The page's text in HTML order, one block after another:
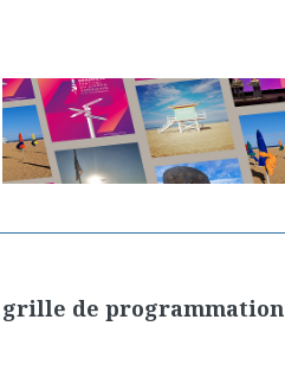
grille de programmation